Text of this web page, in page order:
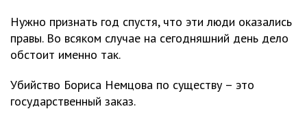
Нужно признать год спустя, что эти люди оказались
правы. Во всяком случае на сегодняшний день дело
обстоит именно так.
Убийство Бориса Немцова по существу – это
государственный заказ.